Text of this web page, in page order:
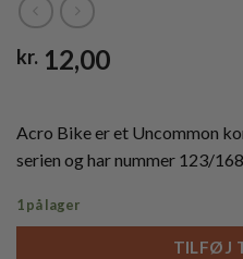
kr. 12,00
Acro Bike er et Uncommon
serien og har nummer 123/168.
1 på lager
TILFØJ